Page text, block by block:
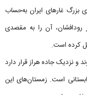
بزرگ غارهای ایران به‌حساب
رودافشان، آن را به مقصدی
کرده است.
دماوند و نزدیک جاده هراز قرار دارد
است. زمستان‌های این